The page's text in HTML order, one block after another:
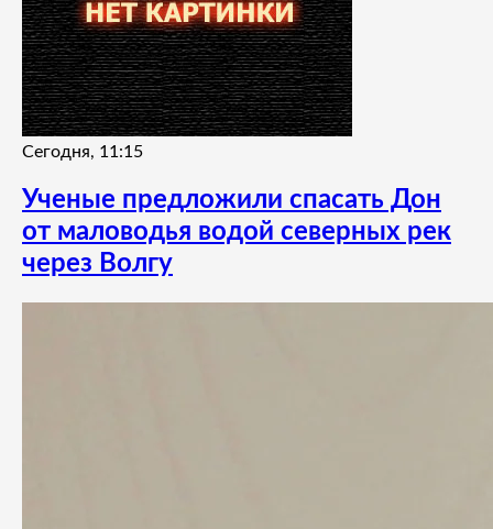
Сегодня, 11:15
Ученые предложили спасать Дон
от маловодья водой северных рек
через Волгу